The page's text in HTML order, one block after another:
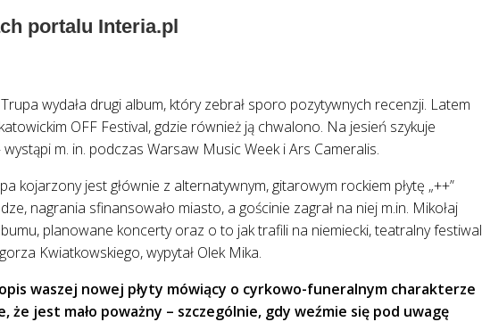
portalu Interia.pl
wydała drugi album, który zebrał sporo pozytywnych recenzji. Latem
OFF Festival, gdzie również ją chwalono. Na jesień szykuje
m. in. podczas Warsaw Music Week i Ars Cameralis.
kojarzony jest głównie z alternatywnym, gitarowym rockiem płytę „++”
nagrania sfinansowało miasto, a gościnie zagrał na niej m.in. Mikołaj
planowane koncerty oraz o to jak trafili na niemiecki, teatralny festiwal
Kwiatkowskiego, wypytał Olek Mika.
opis waszej nowej płyty mówiący o cyrkowo-funeralnym charakterze
że jest mało poważny – szczególnie, gdy weźmie się pod uwagę